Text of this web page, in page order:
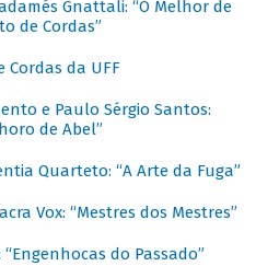
Gnattali: “O Melhor de
de Cordas”
Cordas da UFF
e Paulo Sérgio Santos:
de Abel”
Quarteto: “A Arte da Fuga”
Vox: “Mestres dos Mestres”
“Engenhocas do Passado”